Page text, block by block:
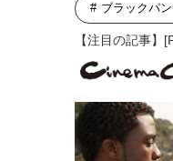
ブラックパ
【注目の記事】